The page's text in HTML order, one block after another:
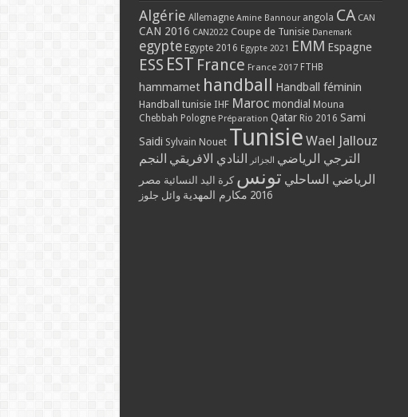
Algérie Allemagne Amine Bannour angola CA CAN
CAN 2016 CAN2022 Coupe de Tunisie Danemark
egypte Egypte 2016 Egypte 2021 EMM Espagne
ESS EST France France 2017 FTHB
hammamet handball Handball féminin
Handball tunisie IHF Maroc mondial Mouna
Chebbah Pologne Préparation Qatar Rio 2016 Sami
Saidi Sylvain Nouet Tunisie Wael Jallouz
الترجي الرياضي الجزائر النادي الافريقي النجم
الرياضي الساحلي تونس كرة اليد النسائية مصر
2016 مكارم المهدية وائل جلوز